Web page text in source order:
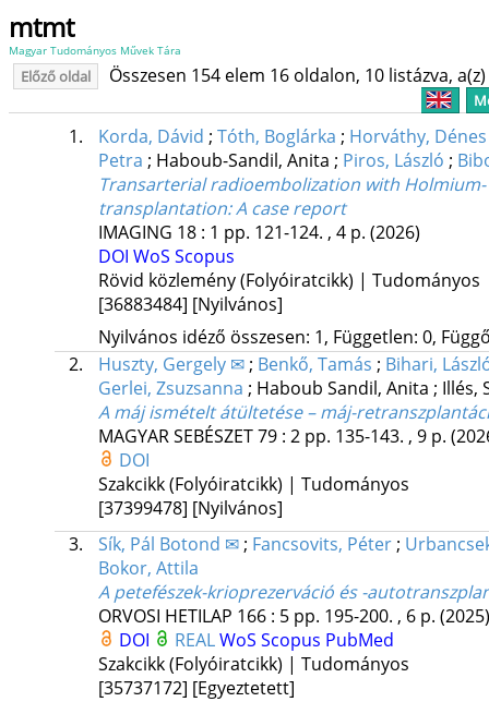
mtmt
Magyar Tudományos Művek Tára
Előző oldal Összesen 154 elem 16 oldalon, 10 listázva,
1. Korda, Dávid ; Tóth, Boglárka ; Horváthy, Dénes
Petra ; Haboub-Sandil, Anita ; Piros, László ;
Transarterial radioembolization with
transplantation: A case report
IMAGING 18: 1 pp. 121-124. , 4 p. (2026)
DOI WoS Scopus
Rövid közlemény (Folyóiratcikk) | Tudományos
[36883484] [Nyilvános]
Nyilvános idéző összesen: 1, Független: 0,
2.
Huszty, Gergely ✉; Benkő, Tamás ; Bihari,
Gerlei, Zsuzsanna ; Haboub Sandil, Anita ; Illés,
A máj ismételt átültetése – máj-
MAGYAR SEBÉSZET79: 2 pp. 135-143. , 9 p.
DOI
Szakcikk (Folyóiratcikk) | Tudományos
[37399478] [Nyilvános]
3.
Sík, Pál Botond ✉; Fancsovits, Péter;
Bokor, Attila
A petefészek-krioprezerváció és -
ORVOSI HETILAP 166: 5 pp. 195-200. , 6 p. (2025)
DOI
REALWoS Scopus PubMed
Szakcikk (Folyóiratcikk) | Tudományos
[35737172] [Egyeztetett]